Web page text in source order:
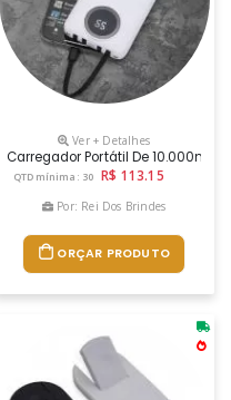
Carregamento É Diferenciada,
Ver + Detalhes
Carregador Portátil De
QTD mínima: 30 R$ 113.15
Por: Rei Dos Brindes
ORÇAR PRODUTO